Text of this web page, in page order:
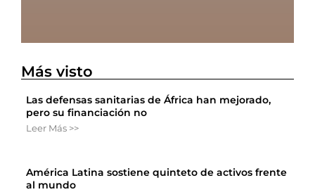
Más visto
Las defensas sanitarias de África han mejorado,
pero su financiación no
Leer Más >>
América Latina sostiene quinteto de activos frente
al mundo